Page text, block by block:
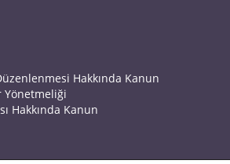
Hakkında Kanun
Yönetmeliği
Hakkında Kanun